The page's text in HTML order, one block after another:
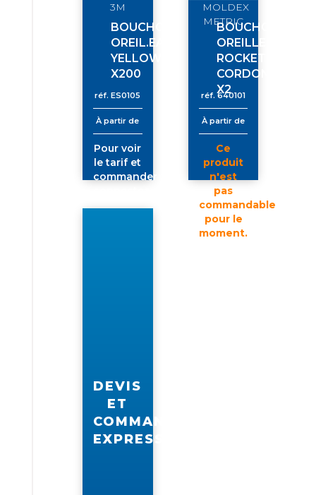
3M
BOUCHON
OREIL.EARSOFT
YELLOW
X200
réf.ES0105
À partir de
Pour voir
le tarif et
commander
MOLDEX
METRIC
BOUCHON
OREILLE
ROCKETS®
CORDON
X2
réf.640101
À partir de
Ce
produit
n'est
pas
commandable
pour le
moment.
DEVIS
ET
COMMANDE
EXPRESS